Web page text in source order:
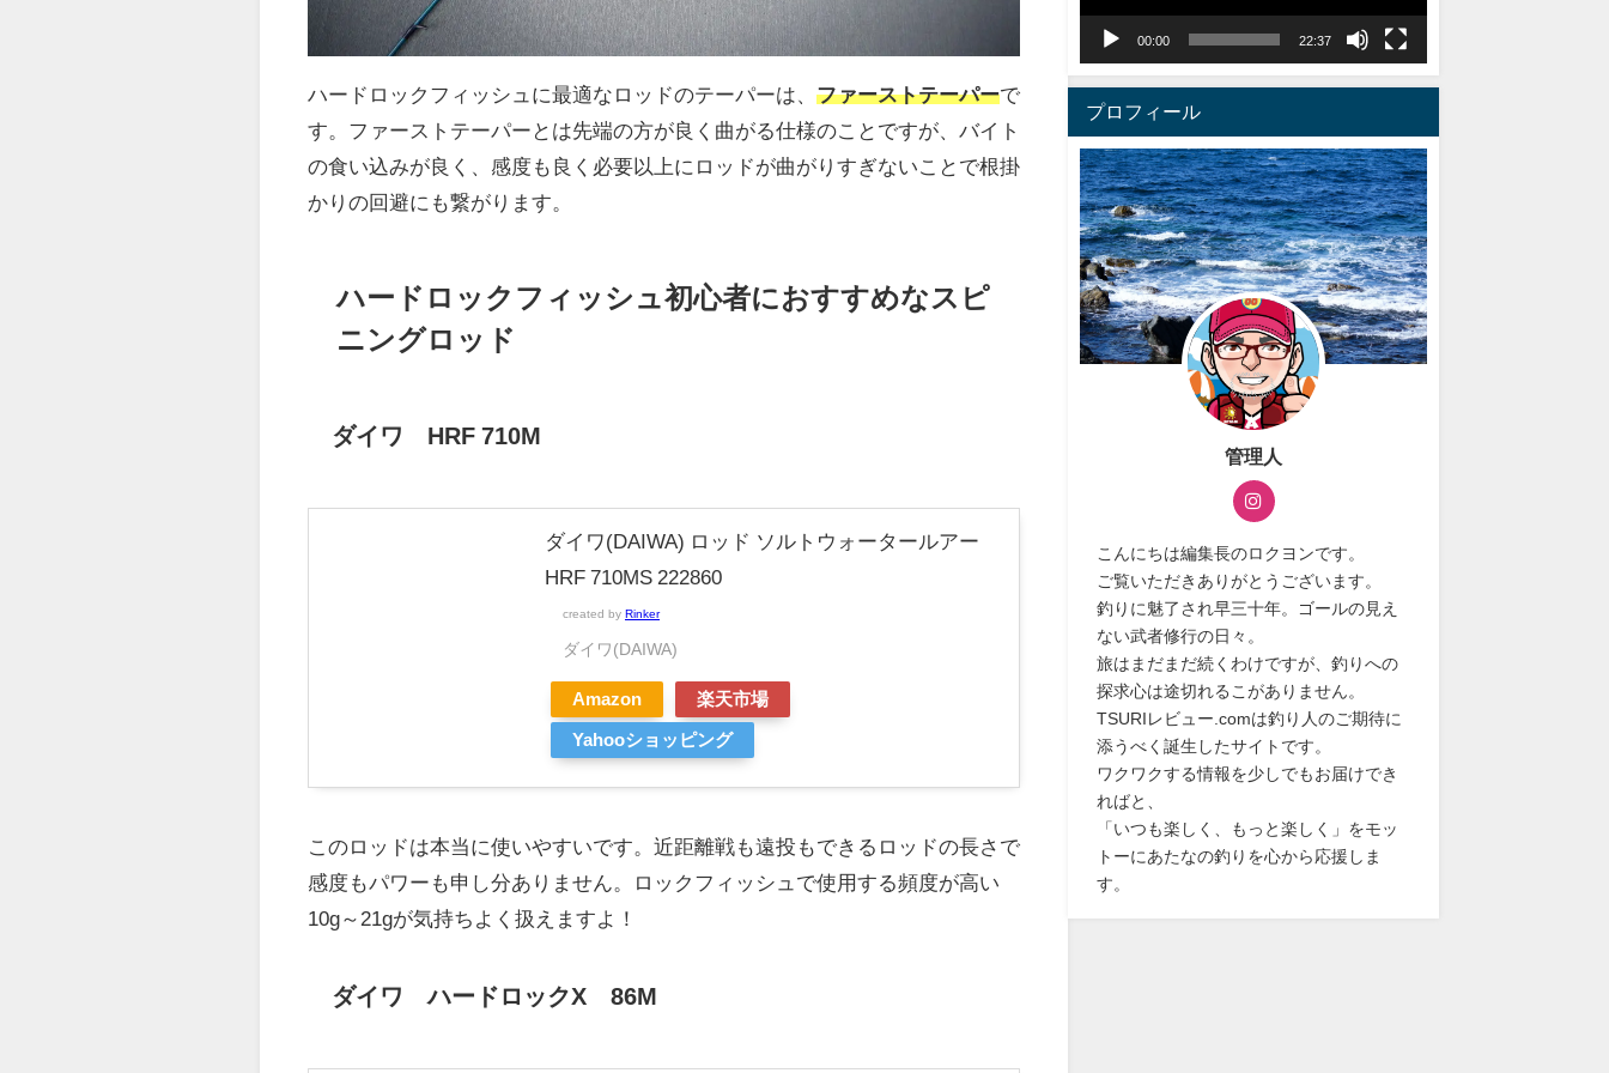
ハードロックフィッシュに最適なロッドのテーパーは、 ファーストテーパーで
す。ファーストテーパーとは先端の方が良く曲がる仕様のことですが、バイト
の食い込みが良く、感度も良く必要以上にロッドが曲がりすぎないことで根掛
かりの回避にも繋がります。
ハードロックフィッシュ初心者におすすめなスピ
ニングロッド
ダイワ HRF 710M
ダイワ(DAIWA) ロッド ソルトウォータールアー
HRF 710MS 222860
created by Rinker
ダイワ(DAIWA)
Amazon 楽天市場
Yahooショッピング
このロッドは本当に使いやすいです。近距離戦も遠投もできるロッドの長さで
感度もパワーも申し分ありません。ロックフィッシュで使用する頻度が高い
10g～21gが気持ちよく扱えますよ！
ダイワ ハードロックX 86M
ー
00:00 22:37
プロフィール
管理人
こんにちは編集長のロクヨンです。
ご覧いただきありがとうございます。
釣りに魅了され早三十年。ゴールの見え
ない武者修行の日々。
旅はまだまだ続くわけですが、釣りへの
探求心は途切れるこがありません。
TSURIレビュー.comは釣り人のご期待に
添うべく誕生したサイトです。
ワクワクする情報を少しでもお届けでき
ればと、
「いつも楽しく、もっと楽しく」をモッ
トーにあたなの釣りを心から応援しま
す。